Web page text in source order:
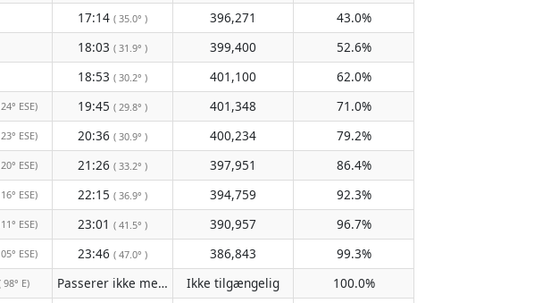
17:14 ( 35.0° ) 396,271
43.0%
18:03 ( 31.9° ) 399,400
52.6%
18:53 ( 30.2° ) 401,100
62.0%
ESE) 19:45 ( 29.8° ) 401,348
71.0%
ESE) 20:36 ( 30.9° ) 400,234
79.2%
ESE) 21:26 ( 33.2° ) 397,951
86.4%
ESE) 22:15 ( 36.9° ) 394,759
92.3%
ESE) 23:01 ( 41.5° ) 390,957
96.7%
ESE) 23:46 ( 47.0° ) 386,843
99.3%
98° E) Passerer ikke meridianen ( Ikke tilgængelig )
Ikke tilgængelig
100.0%